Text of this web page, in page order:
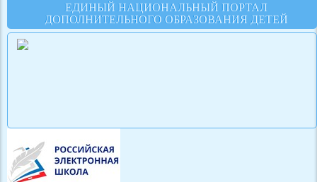
ЕДИНЫЙ НАЦИОНАЛЬНЫЙ ПОРТАЛ
ДОПОЛНИТЕЛЬНОГО ОБРАЗОВАНИЯ ДЕТЕЙ